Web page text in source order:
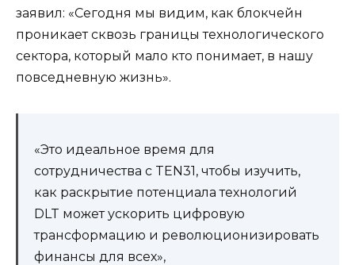
заявил: «Сегодня мы видим, как блокчейн
проникает сквозь границы технологического
сектора, который мало кто понимает, в нашу
повседневную жизнь».
«Это идеальное время для
сотрудничества с TEN31, чтобы изучить,
как раскрытие потенциала технологий
DLT может ускорить цифровую
трансформацию и революционизировать
финансы для всех»,